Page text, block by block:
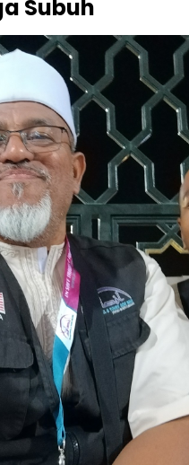
Subuh